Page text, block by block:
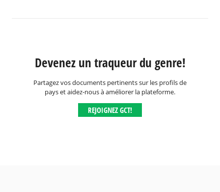
Devenez un traqueur du genre!
Partagez vos documents pertinents sur les profils de
pays et aidez-nous à améliorer la plateforme.
REJOIGNEZ GCT!